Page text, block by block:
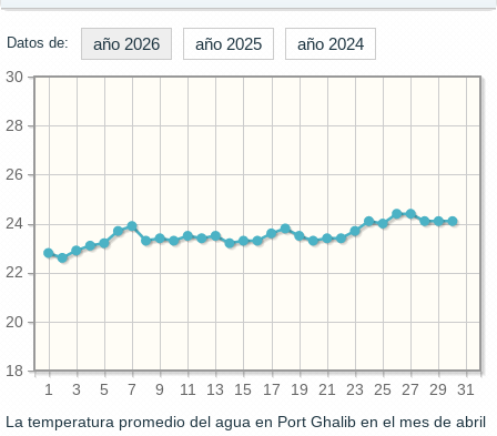
Datos de: año 2026 año 2025 año 2024
1 3 5 7 9 11 13 15 17 19 21 23 25 27 29 31
18
20
22
24
26
28
30
La temperatura promedio del agua en Port Ghalib en el mes de abril